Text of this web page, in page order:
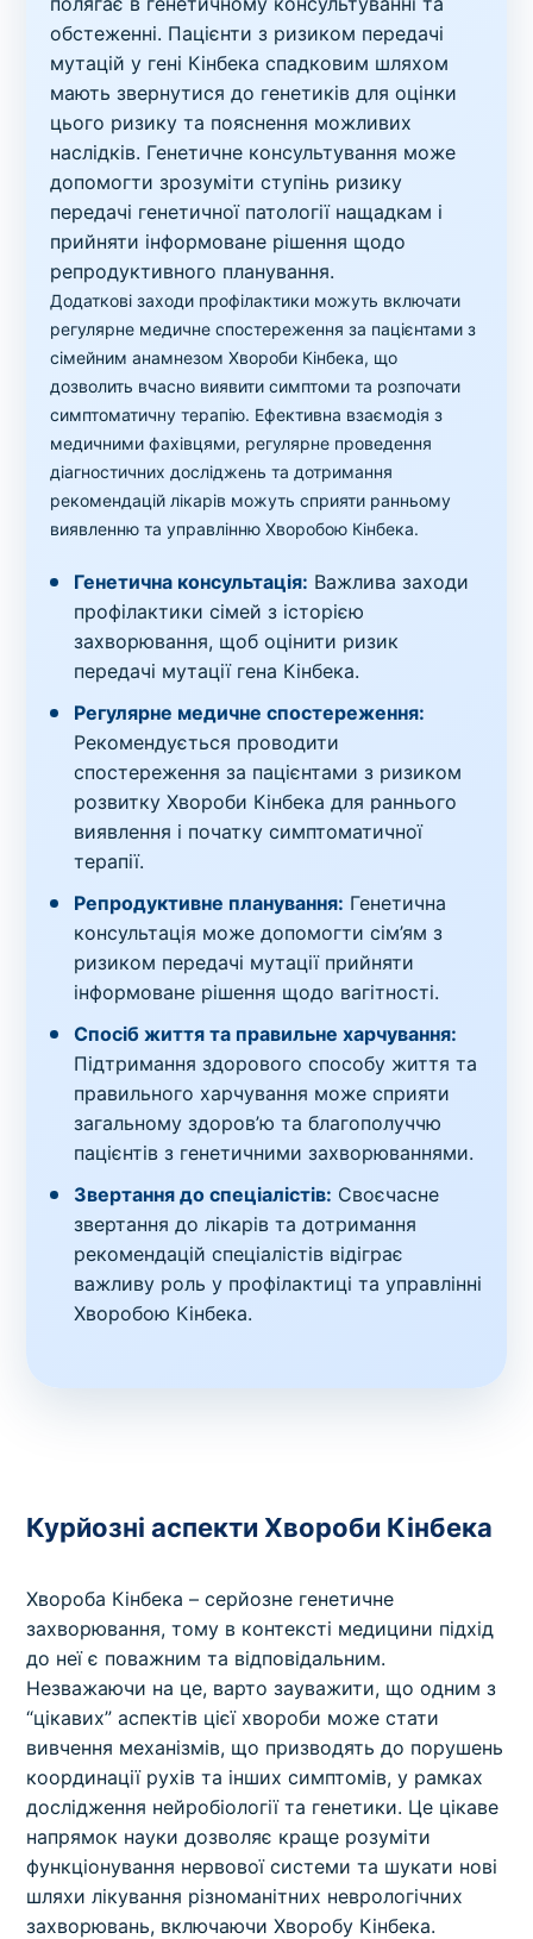
обстеженні. Пацієнти з ризиком передачі
мутацій у гені Кінбека спадковим шляхом
мають звернутися до генетиків для оцінки
цього ризику та пояснення можливих
наслідків. Генетичне консультування може
допомогти зрозуміти ступінь ризику
передачі генетичної патології нащадкам і
прийняти інформоване рішення щодо
репродуктивного планування.
Додаткові заходи профілактики можуть включати
регулярне медичне спостереження за пацієнтами з
сімейним анамнезом Хвороби Кінбека, що
дозволить вчасно виявити симптоми та розпочати
симптоматичну терапію. Ефективна взаємодія з
медичними фахівцями, регулярне проведення
діагностичних досліджень та дотримання
рекомендацій лікарів можуть сприяти ранньому
виявленню та управлінню Хворобою Кінбека.
Генетична консультація: Важлива заходи
профілактики сімей з історією
захворювання, щоб оцінити ризик
передачі мутації гена Кінбека.
Регулярне медичне спостереження:
Рекомендується проводити
спостереження за пацієнтами з ризиком
розвитку Хвороби Кінбека для раннього
виявлення і початку симптоматичної
терапії.
Репродуктивне планування: Генетична
консультація може допомогти сім’ям з
ризиком передачі мутації прийняти
інформоване рішення щодо вагітності.
Спосіб життя та правильне харчування:
Підтримання здорового способу життя та
правильного харчування може сприяти
загальному здоров’ю та благополуччю
пацієнтів з генетичними захворюваннями.
Звертання до спеціалістів: Своєчасне
звертання до лікарів та дотримання
рекомендацій спеціалістів відіграє
важливу роль у профілактиці та управлінні
Хворобою Кінбека.
Курйозні аспекти Хвороби Кінбека
Хвороба Кінбека – серйозне генетичне
захворювання, тому в контексті медицини підхід
до неї є поважним та відповідальним.
Незважаючи на це, варто зауважити, що одним з
“цікавих” аспектів цієї хвороби може стати
вивчення механізмів, що призводять до порушень
координації рухів та інших симптомів, у рамках
дослідження нейробіології та генетики. Це цікаве
напрямок науки дозволяє краще розуміти
функціонування нервової системи та шукати нові
шляхи лікування різноманітних неврологічних
захворювань, включаючи Хворобу Кінбека.